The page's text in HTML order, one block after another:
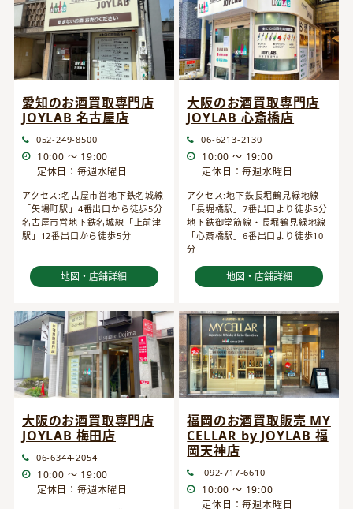
愛知のお酒買取専門店
JOYLAB 名古屋店
052-249-8500
10:00 ～ 19:00
定休日：毎週水曜日
アクセス:名古屋市営地下鉄名城線
「矢場町駅」4番出口から徒歩5分
名古屋市営地下鉄名城線「上前津
駅」12番出口から徒歩5分
地図・店舗詳細
大阪のお酒買取専門店
JOYLAB 心斎橋店
06-6213-2130
10:00 ～ 19:00
定休日：毎週水曜日
アクセス:地下鉄長堀鶴見緑地線
「長堀橋駅」7番出口より徒歩5分
地下鉄御堂筋線・長堀鶴見緑地線
「心斎橋駅」6番出口より徒歩10
分
地図・店舗詳細
大阪のお酒買取専門店
JOYLAB 梅田店
06-6344-2054
10:00 ～ 19:00
定休日：毎週木曜日
福岡のお酒買取販売 MY
CELLAR by JOYLAB 福
岡天神店
092-717-6610
10:00 ～ 19:00
定休日：毎週木曜日